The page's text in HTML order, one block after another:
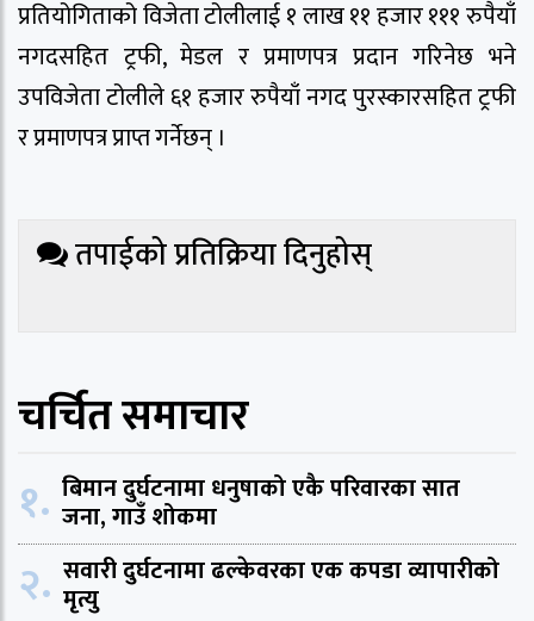
प्रतियोगिताको विजेता टोलीलाई १ लाख ११ हजार १११ रुपैयाँ
नगदसहित ट्रफी, मेडल र प्रमाणपत्र प्रदान गरिनेछ भने
उपविजेता टोलीले ६१ हजार रुपैयाँ नगद पुरस्कारसहित ट्रफी
र प्रमाणपत्र प्राप्त गर्नेछन् ।
तपाईको प्रतिक्रिया दिनुहोस्
चर्चित समाचार
१. बिमान दुर्घटनामा धनुषाको एकै परिवारका सात
जना, गाउँ शोकमा
२. सवारी दुर्घटनामा ढल्केवरका एक कपडा व्यापारीको
मृत्यु